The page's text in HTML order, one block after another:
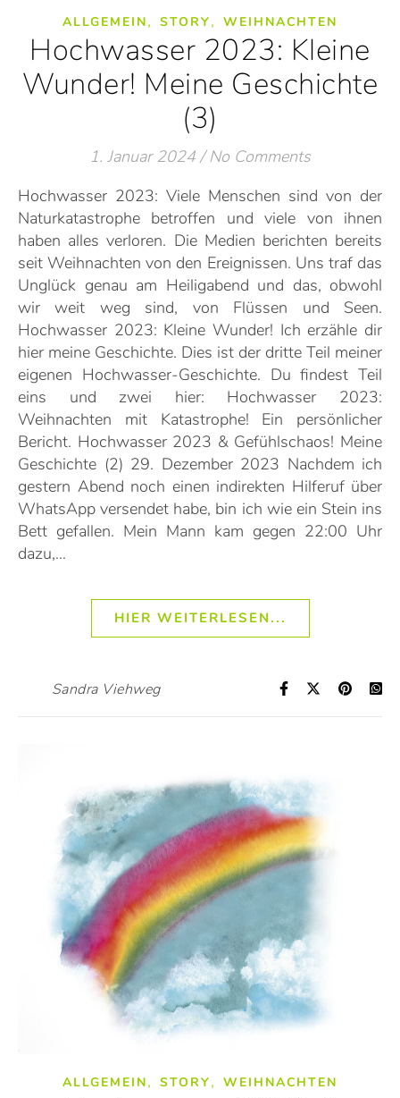
ALLGEMEIN, STORY, WEIHNACHTEN
Hochwasser 2023: Kleine
Wunder! Meine Geschichte
(3)
1. Januar 2024 / No Comments
Hochwasser 2023: Viele Menschen sind von der
Naturkatastrophe betroffen und viele von ihnen
haben alles verloren. Die Medien berichten bereits
seit Weihnachten von den Ereignissen. Uns traf das
Unglück genau am Heiligabend und das, obwohl
wir weit weg sind, von Flüssen und Seen.
Hochwasser 2023: Kleine Wunder! Ich erzähle dir
hier meine Geschichte. Dies ist der dritte Teil meiner
eigenen Hochwasser-Geschichte. Du findest Teil
eins und zwei hier: Hochwasser 2023:
Weihnachten mit Katastrophe! Ein persönlicher
Bericht. Hochwasser 2023 & Gefühlschaos! Meine
Geschichte (2) 29. Dezember 2023 Nachdem ich
gestern Abend noch einen indirekten Hilferuf über
WhatsApp versendet habe, bin ich wie ein Stein ins
Bett gefallen. Mein Mann kam gegen 22:00 Uhr
dazu,…
HIER WEITERLESEN...
Sandra Viehweg
ALLGEMEIN, STORY, WEIHNACHTEN